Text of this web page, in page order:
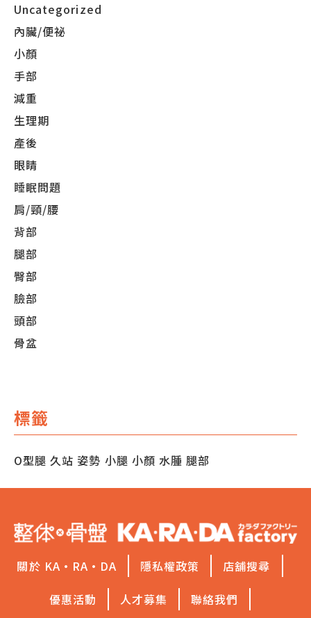
Uncategorized
內臟/便祕
小顏
手部
減重
生理期
產後
眼睛
睡眠問題
肩/頸/腰
背部
腿部
臀部
臉部
頭部
骨盆
標籤
O型腿 久站 姿勢 小腿 小顏 水腫 腿部
關於 KA·RA·DA 隱私權政策
店舖搜尋
優惠活動
人才募集 聯絡我們